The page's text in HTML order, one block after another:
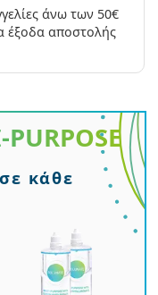
άνω των 50€
έξοδα αποστολής
κάθε